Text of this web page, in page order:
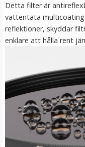
Step Up Ring
Detta filter är
vattentäta
reflektioner, skyddar
enklare att hålla rent